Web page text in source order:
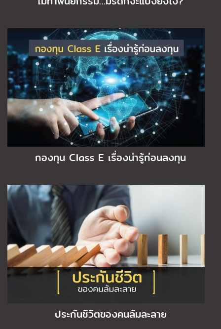
กองทุน Class E เรื่องน่ารู้ก่อนลงทุน
ประกันชีวิตของคนล้มละลาย